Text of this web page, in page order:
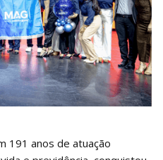
191 anos de atuação